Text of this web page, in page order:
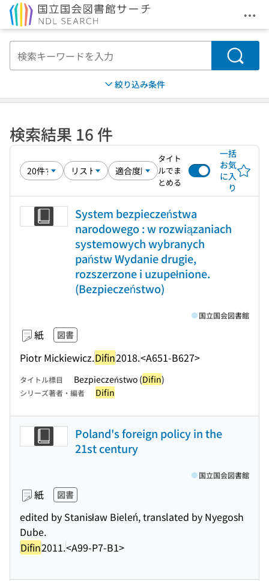
メ
検索
絞り込み条件
検索結果 16 件
タイト
ルでま
とめる
一括
お気
に入
り
System bezpieczeństwa
narodowego : w rozwiązaniach
systemowych wybranych
państw Wydanie drugie,
rozszerzone i uzupełnione.
(Bezpieczeństwo)
紙 図書
Piotr Mickiewicz.Difin2018.<A651-B627>
国立国会図書館
タイトル標目 Bezpieczeństwo (Difin)
シリーズ著者・編者 Difin
Poland's foreign policy in the
21st century
紙 図書
edited by Stanisław Bieleń, translated by Nyegosh
Dube.
Difin2011.<A99-P7-B1>
国立国会図書館